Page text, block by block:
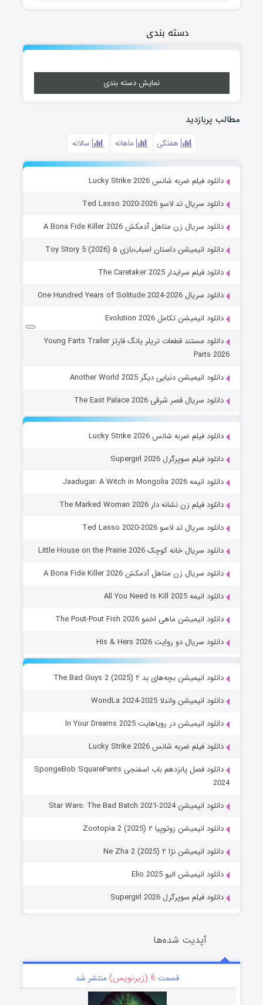
دسته بندی
نمایش دسته بندی
مطالب پربازدید
هفتگی ماهانه سالانه
دانلود فیلم ضربه شانس Lucky Strike 2026
دانلود سریال تد لاسو Ted Lasso 2020-2026
دانلود سریال زن متاهل آدمکش A Bona Fide Killer 2026
دانلود انیمیشن داستان اسباب‌بازی ۵ Toy Story 5 (2026)
دانلود فیلم سرایدار The Caretaker 2025
دانلود سریال One Hundred Years of Solitude 2024-2026
دانلود انیمیشن تکامل Evolution 2026
دانلود مستند قطعات تریلر یانگ فارتز Young Farts Trailer
Parts 2026
دانلود انیمیشن دنیایی دیگر Another World 2025
دانلود سریال قصر شرقی The East Palace 2026
دانلود فیلم ضربه شانس Lucky Strike 2026
دانلود فیلم سوپرگرل Supergirl 2026
دانلود انیمه Jaadugar: A Witch in Mongolia 2026
دانلود فیلم زن نشانه دار The Marked Woman 2026
دانلود سریال تد لاسو Ted Lasso 2020-2026
دانلود سریال خانه کوچک Little House on the Prairie 2026
دانلود سریال زن متاهل آدمکش A Bona Fide Killer 2026
دانلود انیمه All You Need Is Kill 2025
دانلود انیمیشن ماهی اخمو The Pout-Pout Fish 2026
دانلود سریال دو روایت His & Hers 2026
دانلود انیمیشن بچه‌های بد ۲ The Bad Guys 2 (2025)
دانلود انیمیشن واندلا WondLa 2024-2025
دانلود انیمیشن در رویاهایت In Your Dreams 2025
دانلود فیلم ضربه شانس Lucky Strike 2026
دانلود فصل پانزدهم باب اسفنجی SpongeBob SquarePants
2024
دانلود انیمیشن Star Wars: The Bad Batch 2021-2024
دانلود انیمیشن زوتوپیا ۲ Zootopia 2 (2025)
دانلود انیمیشن نژا ۲ Ne Zha 2 (2025)
دانلود انیمیشن الیو Elio 2025
دانلود فیلم سوپرگرل Supergirl 2026
آپدیت شده‌ها
قسمت 6 (زیرنویس) منتشر شد